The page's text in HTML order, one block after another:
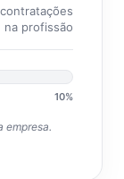
na profissão
10%
empresa.